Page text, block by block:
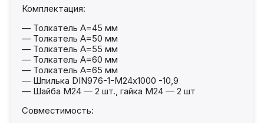
Комплектация:
— Толкатель A=45 мм
— Толкатель A=50 мм
— Толкатель A=55 мм
— Толкатель A=60 мм
— Толкатель A=65 мм
— Шпилька DIN976-1-М24х1000 -10,9
— Шайба M24 — 2 шт., гайка М24 — 2 шт
Совместимость: